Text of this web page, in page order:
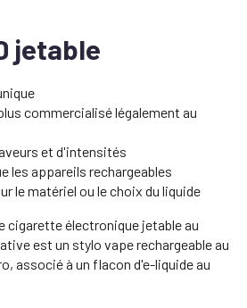
jetable
commercialisé légalement au
et d'intensités
les appareils rechargeables
le matériel ou le choix du liquide
cigarette électronique jetable au
est un stylo vape rechargeable au
associé à un flacon d'e-liquide au